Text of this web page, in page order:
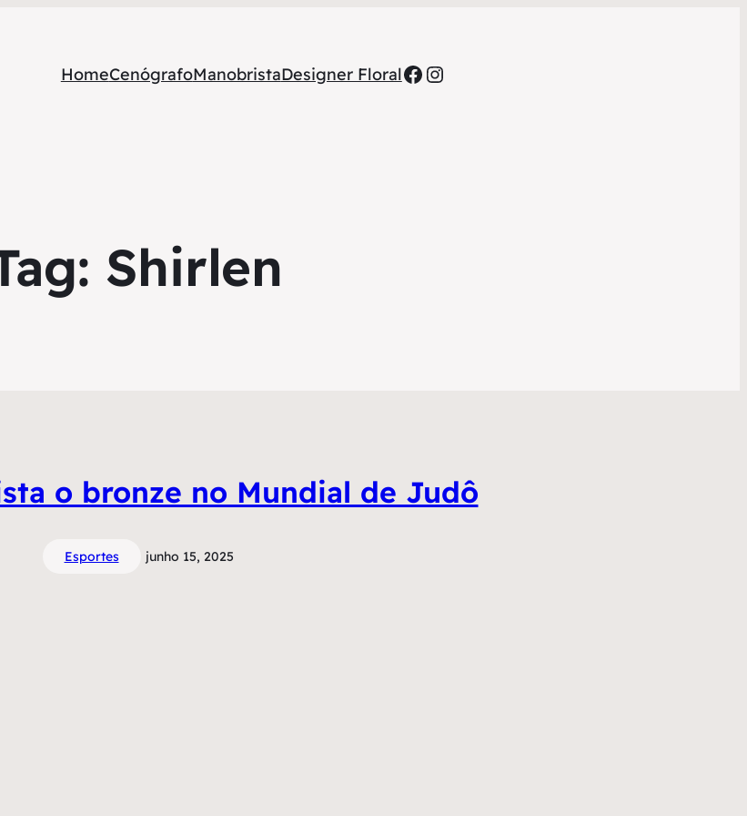
HomeCenógrafoManobristaDesigner FloralFacebook
Instagram
Shirlen
o bronze no Mundial de Judô
Esportes junho 15, 2025